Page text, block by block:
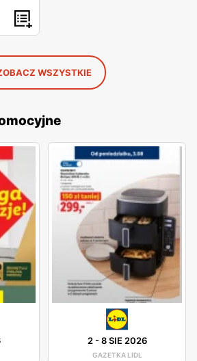
WSZYSTKIE
2-8 SIE 2026
GAZETKA LIDL